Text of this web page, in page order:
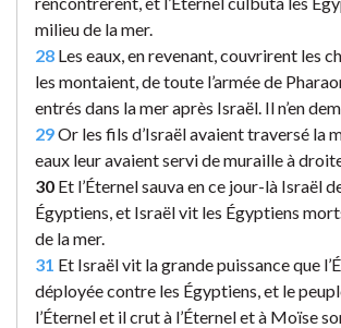
milieu de la mer.
28 Les eaux, en revenant, couvrirent les
les montaient, de toute l’armée de
entrés dans la mer après Israël. Il n’en
29Or les fils d’Israël avaient traversé la
eaux leur avaient servi de muraille à
30 Et l’Éternel sauva en ce jour-là Israël
Égyptiens, et Israël vit les Égyptiens
de la mer.
31 Et Israël vit la grande puissance que
déployée contre les Égyptiens, et le
l’Éternel et il crut à l’Éternel et à Moïse